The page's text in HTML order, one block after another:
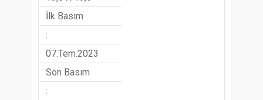
İlk Basım
:
07.Tem.2023
Son Basım
: